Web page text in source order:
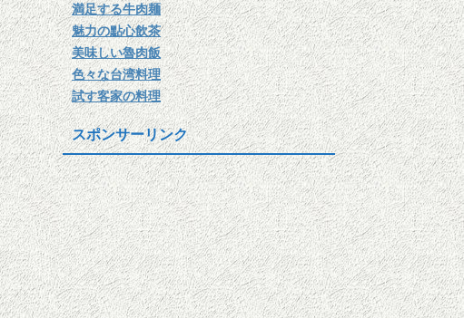
満足する牛肉麺
魅力の點心飲茶
美味しい魯肉飯
色々な台湾料理
試す客家の料理
スポンサーリンク